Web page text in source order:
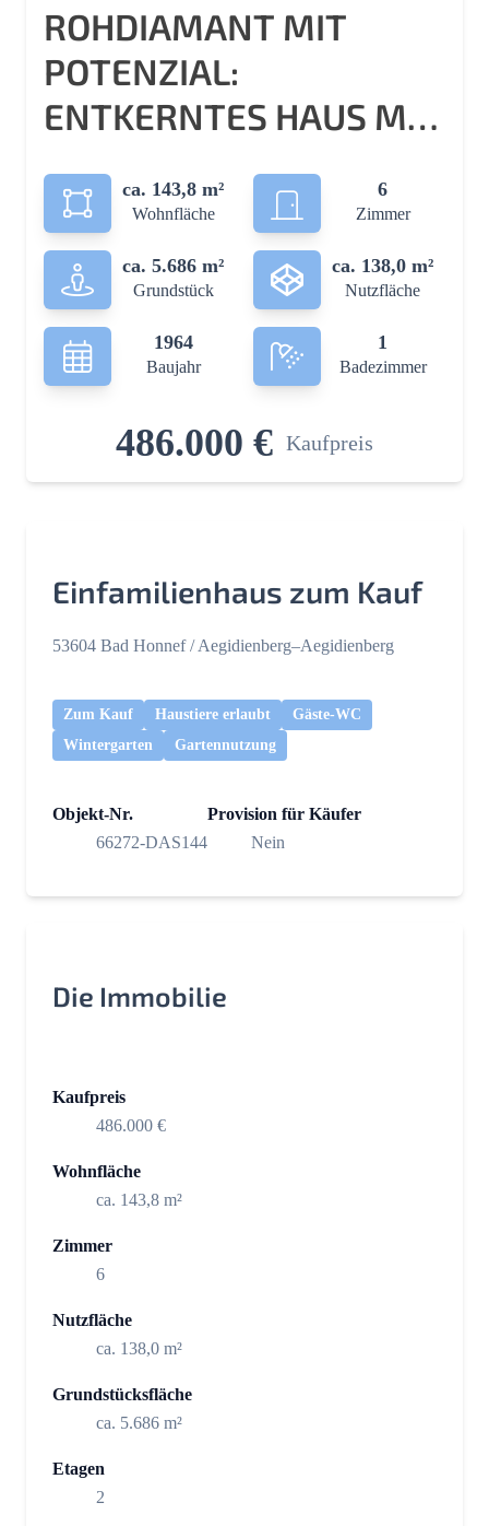
ROHDIAMANT MIT
POTENZIAL:
ENTKERNTES HAUS MIT
MENSCH & TIER. 5686
M² GRUNDSTÜCK!
ca. 143,8 m²
Wohnfläche
6
Zimmer
ca. 5.686 m²
Grundstück
ca. 138,0 m²
Nutzfläche
1964
Baujahr
1
Badezimmer
486.000 € Kaufpreis
Einfamilienhaus zum Kauf
53604 Bad Honnef / Aegidienberg–Aegidienberg
Zum Kauf Haustiere erlaubt
Gäste-WC
Wintergarten
Gartennutzung
Objekt-Nr.
66272-DAS144
Provision für Käufer
Nein
Die Immobilie
Kaufpreis
486.000 €
Wohnfläche
ca. 143,8 m²
Zimmer
6
Nutzfläche
ca. 138,0 m²
Grundstücksfläche
ca. 5.686 m²
Etagen
2